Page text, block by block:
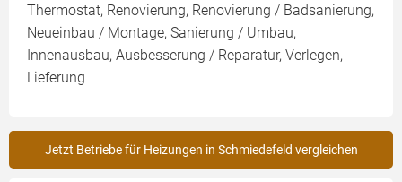
Thermostat, Renovierung, Renovierung / Badsanierung,
Neueinbau / Montage, Sanierung / Umbau,
Innenausbau, Ausbesserung / Reparatur, Verlegen,
Lieferung
Jetzt Betriebe für Heizungen in Schmiedefeld vergleichen